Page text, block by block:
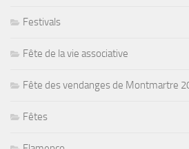
Festivals
Fête de la vie associative
Fête des vendanges de Montmartre
Fêtes